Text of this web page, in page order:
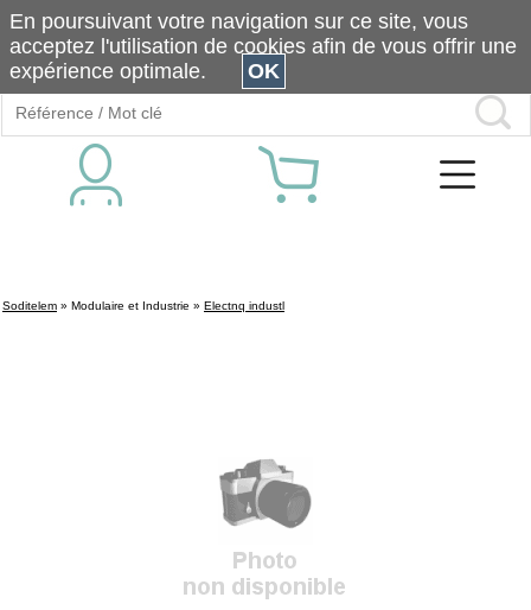
Soditelem » Modulaire et Industrie » Electnq industl
En poursuivant votre navigation sur ce site, vous
acceptez l'utilisation de cookies afin de vous offrir une
expérience optimale.
OK